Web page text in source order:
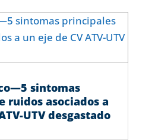
sintomas
ruidos asociados a
UTV desgastado